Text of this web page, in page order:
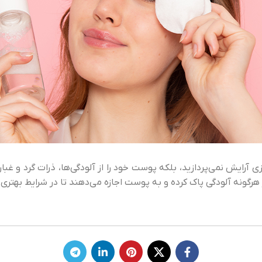
آرایش نمی‌پردازید، بلکه پوست خود را از آلودگی‌ها، ذرات گرد
آلودگی پاک کرده و به پوست اجازه می‌دهند تا در شرایط